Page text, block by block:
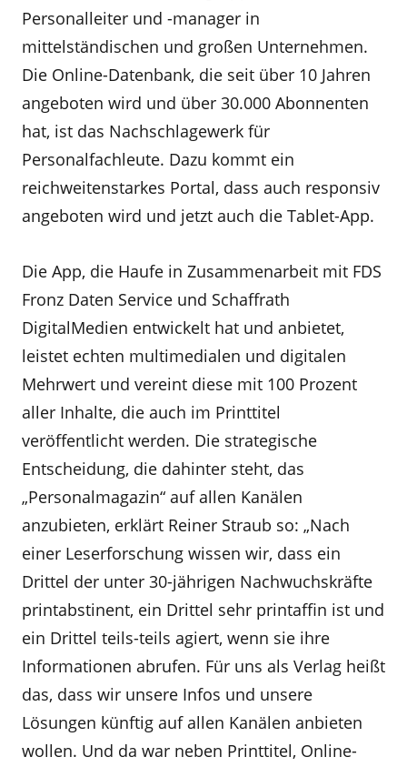
Personalleiter und -manager in
mittelständischen und großen Unternehmen.
Die Online-Datenbank, die seit über 10 Jahren
angeboten wird und über 30.000 Abonnenten
hat, ist das Nachschlagewerk für
Personalfachleute. Dazu kommt ein
reichweitenstarkes Portal, dass auch responsiv
angeboten wird und jetzt auch die Tablet-App.
Die App, die Haufe in Zusammenarbeit mit FDS
Fronz Daten Service und Schaffrath
DigitalMedien entwickelt hat und anbietet,
leistet echten multimedialen und digitalen
Mehrwert und vereint diese mit 100 Prozent
aller Inhalte, die auch im Printtitel
veröffentlicht werden. Die strategische
Entscheidung, die dahinter steht, das
„Personalmagazin“ auf allen Kanälen
anzubieten, erklärt Reiner Straub so: „Nach
einer Leserforschung wissen wir, dass ein
Drittel der unter 30-jährigen Nachwuchskräfte
printabstinent, ein Drittel sehr printaffin ist und
ein Drittel teils-teils agiert, wenn sie ihre
Informationen abrufen. Für uns als Verlag heißt
das, dass wir unsere Infos und unsere
Lösungen künftig auf allen Kanälen anbieten
wollen. Und da war neben Printtitel, Online-